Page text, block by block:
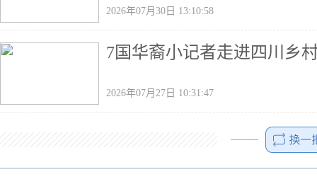
2026年07月30日 13:10:58
7国华裔小记者走进四川乡
2026年07月27日 10:31:47